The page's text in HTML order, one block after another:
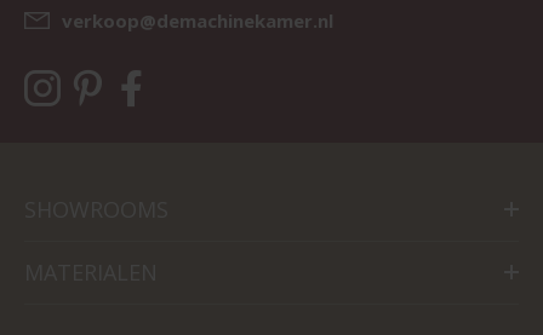
verkoop@demachinekamer.nl